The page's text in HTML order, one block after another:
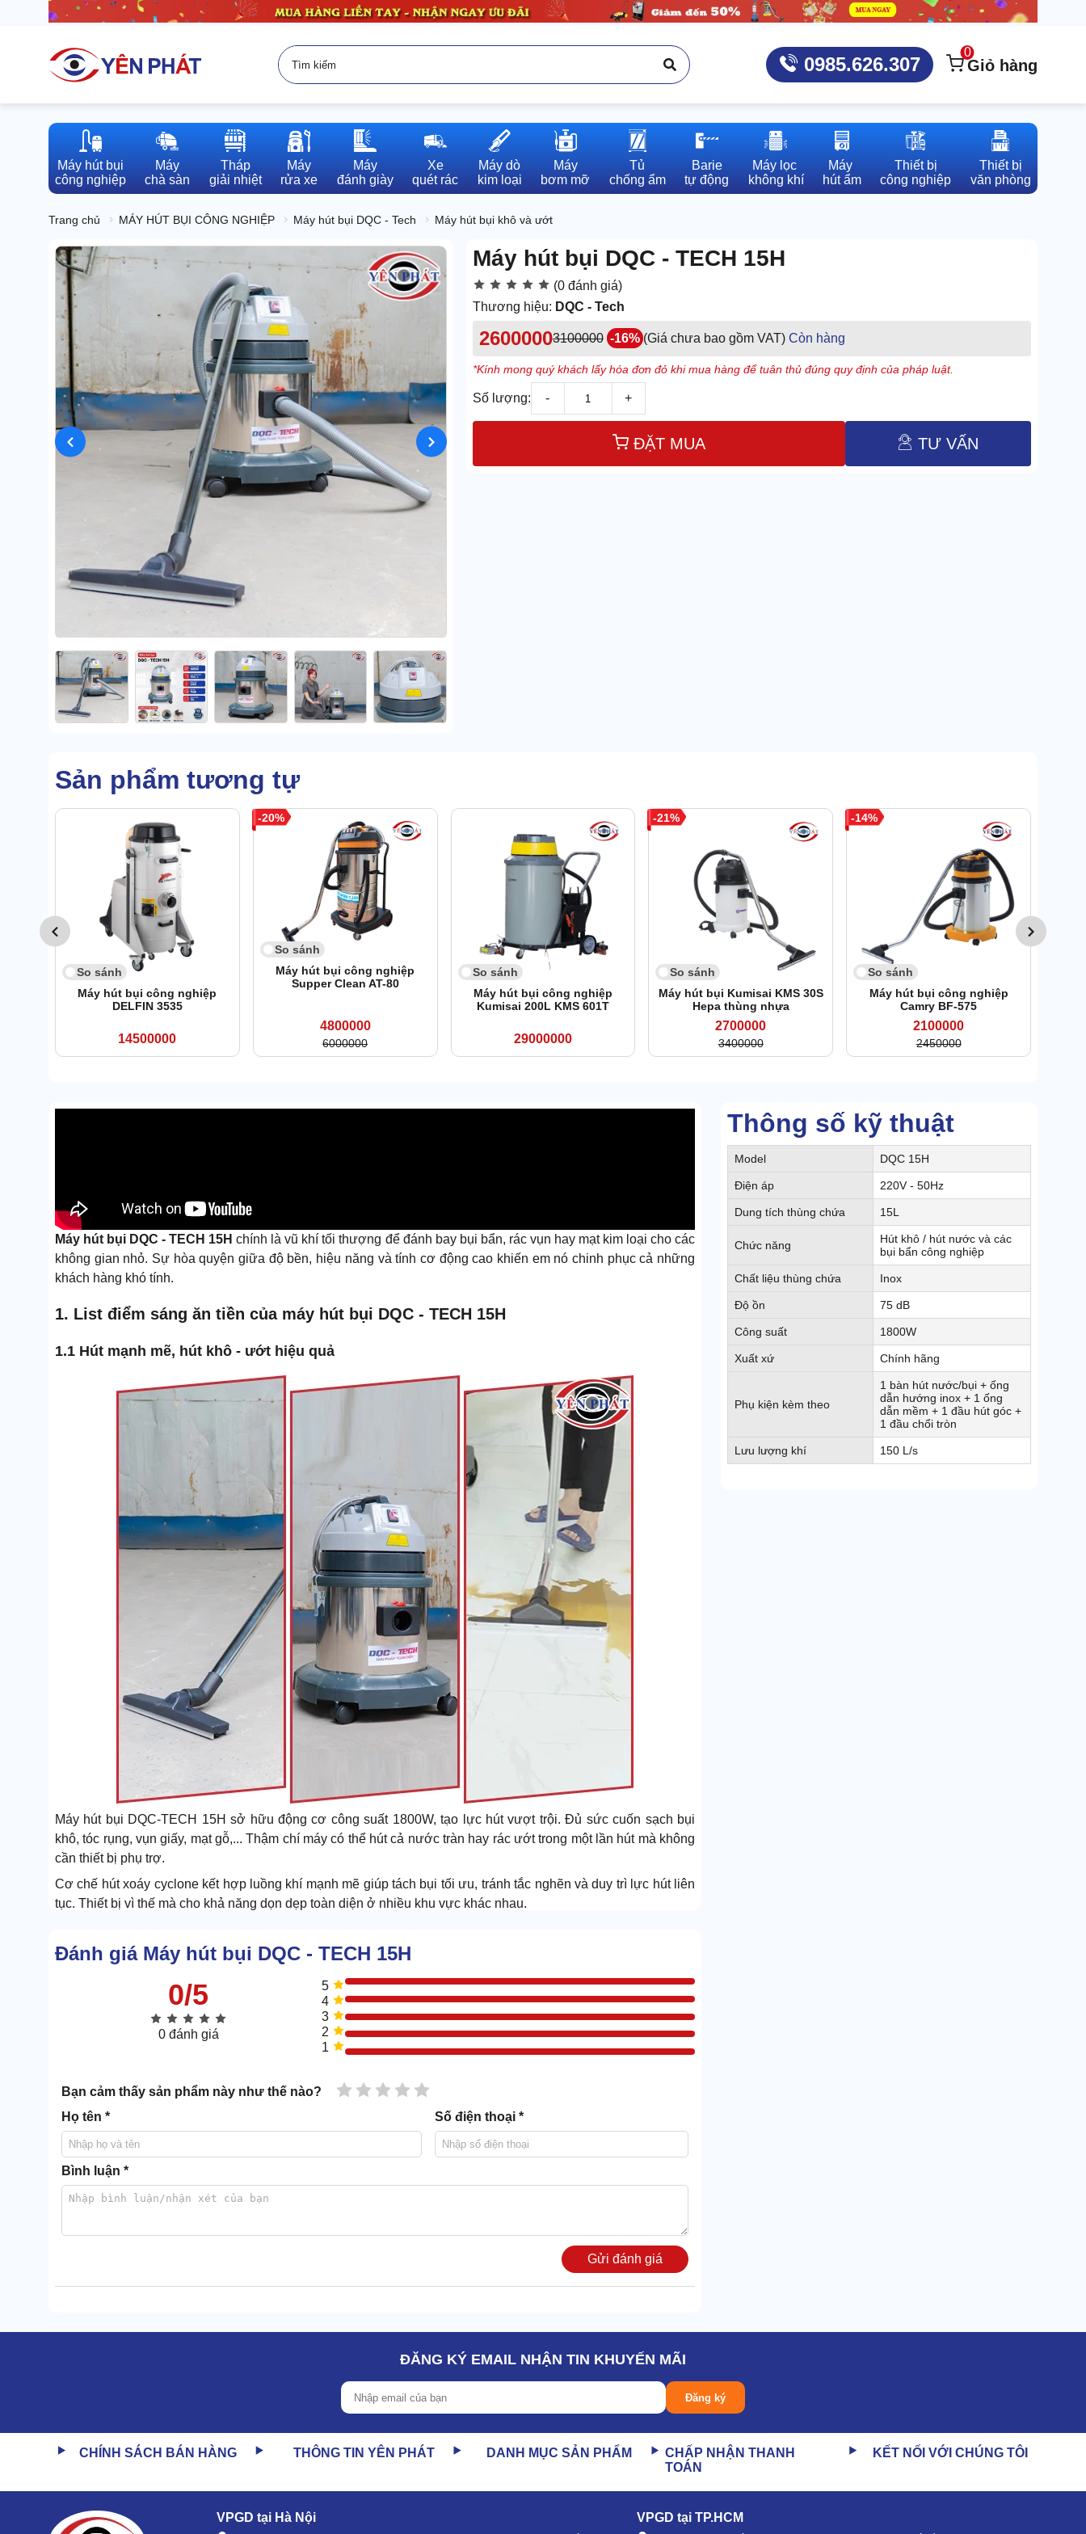
0985.626.307
0
Giỏ hàng
Máy hút bụi
công nghiệp
Máy
chà sàn
Tháp
giải nhiệt
Máy
rửa xe
Máy
đánh giày
Xe
quét rác
Máy dò
kim loại
Máy
bơm mỡ
Tủ
chống ẩm
Barie
tự động
Máy lọc
không khí
Máy
hút ẩm
Thiết bị
công nghiệp
Thiết bị
văn phòng
Trang chủ MÁY HÚT BỤI CÔNG NGHIỆP Máy hút bụi DQC - Tech Máy hút bụi khô và ướt
Máy hút bụi DQC - TECH 15H
(0 đánh giá)
Thương hiệu: DQC - Tech
26000003100000 -16% (Giá chưa bao gồm VAT) Còn hàng
*Kính mong quý khách lấy hóa đơn đỏ khi mua hàng để tuân thủ đúng quy định của pháp luật.
Số lượng: - +
ĐẶT MUA TƯ VẤN
Sản phẩm tương tự
So sánh
Máy hút bụi công nghiệp
DELFIN 3535
14500000
20
So sánh
Máy hút bụi công nghiệp
Supper Clean AT-80
4800000
6000000
So sánh
Máy hút bụi công nghiệp
Kumisai 200L KMS 601T
29000000
21
So sánh
Máy hút bụi Kumisai KMS 30S
Hepa thùng nhựa
2700000
3400000
14
So sánh
Máy hút bụi công nghiệp
Camry BF-575
2100000
2450000
Thông số kỹ thuật
Model DQC 15H
Điện áp 220V - 50Hz
Dung tích thùng chứa 15L
Chức năng
Hút khô / hút nước và các
bụi bẩn công nghiệp
Chất liệu thùng chứa Inox
Độ ồn 75 dB
Công suất 1800W
Xuất xứ Chính hãng
Phụ kiện kèm theo
1 bàn hút nước/bụi + ống
dẫn hướng inox + 1 ống
dẫn mềm + 1 đầu hút góc +
1 đầu chổi tròn
Lưu lượng khí 150 L/s
Máy hút bụi DQC - TECH 15Hchính là vũ khí tối thượng để đánh bay bụi bẩn, rác vụn hay mạt kim loại cho các
không gian nhỏ. Sự hòa quyện giữa độ bền, hiệu năng và tính cơ động cao khiến em nó chinh phục cả những
khách hàng khó tính.
1. List điểm sáng ăn tiền của máy hút bụi DQC - TECH 15H
1.1 Hút mạnh mẽ, hút khô - ướt hiệu quả
Máy hút bụi DQC-TECH 15H sở hữu động cơ công suất 1800W, tạo lực hút vượt trội. Đủ sức cuốn sạch bụi
khô, tóc rụng, vụn giấy, mạt gỗ,... Thậm chí máy có thể hút cả nước tràn hay rác ướt trong một lần hút mà không
cần thiết bị phụ trợ.
Cơ chế hút xoáy cyclone kết hợp luồng khí mạnh mẽ giúp tách bụi tối ưu, tránh tắc nghẽn và duy trì lực hút liên
tục. Thiết bị vì thế mà cho khả năng dọn dẹp toàn diện ở nhiều khu vực khác nhau.
hút khe, đầu chổi, bàn hút nước, bàn hút bụi,... giúp bạn linh hoạt xử lý mọi bề mặt và không gian.
Cặp ống hút cứng cùng ống hút ruột gà mềm có thể nối dài, cho phạm vi làm sạch lớn, ít phải chuyển máy
đa nhiệm trong tầm tay. Đáp ứng cả nhu cầu gia đình lẫn môi trường công nghiệp nhẹ.
Đánh giá Máy hút bụi DQC - TECH 15H
0/5
0 đánh giá
5
4
3
2
1
Bạn cảm thấy sản phẩm này như thế nào? 5 sao
4 sao
3 sao
2 sao
1 sao
Họ tên * Số điện thoại *
Bình luận *
Gửi đánh giá
ĐĂNG KÝ EMAIL NHẬN TIN KHUYẾN MÃI
Đăng ký
CHÍNH SÁCH BÁN HÀNG THÔNG TIN YÊN PHÁT DANH MỤC SẢN PHẨM
CHẤP NHẬN THANH
TOÁN
KẾT NỐI VỚI CHÚNG TÔI
VPGD tại Hà Nội VPGD tại TP.HCM